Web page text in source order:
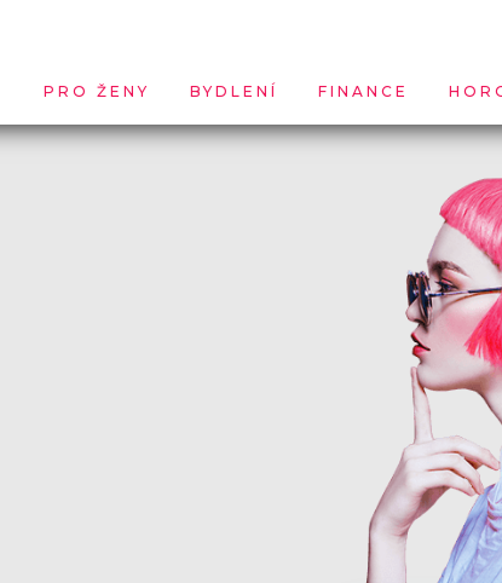
PRO ŽENY BYDLENÍ FINANCE